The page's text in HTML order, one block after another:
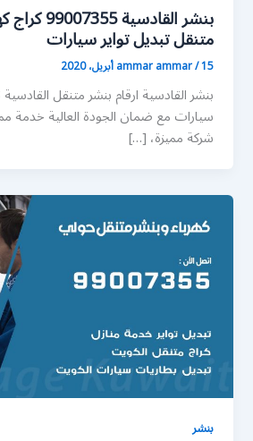
بنشر
متنقل تبديل تواير سيارات
ammar ammar/15 أبريل، 2020
بنشر القادسية ارقام بنشر متنقل
سيارات مع ضمان الجودة العالية خدمة
شركة مميزة، […]
بنشر